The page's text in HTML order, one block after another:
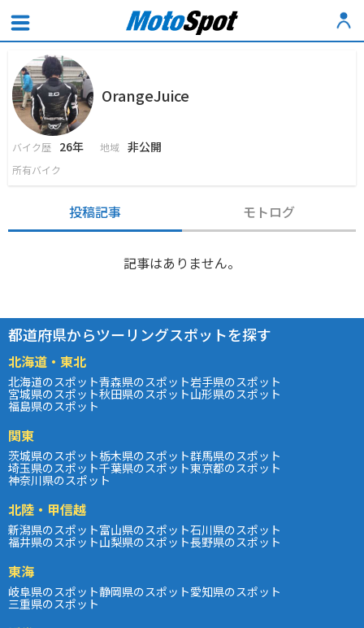
OrangeJuice
バイク歴 26年 地域 非公開
所有バイク
投稿記事 モトログ
記事はありません。
都道府県からツーリングスポットを探す
北海道・東北
北海道のスポット青森県のスポット岩手県のスポット
宮城県のスポット秋田県のスポット山形県のスポット
福島県のスポット
関東
茨城県のスポット栃木県のスポット群馬県のスポット
埼玉県のスポット千葉県のスポット東京都のスポット
神奈川県のスポット
北陸・甲信越
新潟県のスポット富山県のスポット石川県のスポット
福井県のスポット山梨県のスポット長野県のスポット
東海
岐阜県のスポット静岡県のスポット愛知県のスポット
三重県のスポット